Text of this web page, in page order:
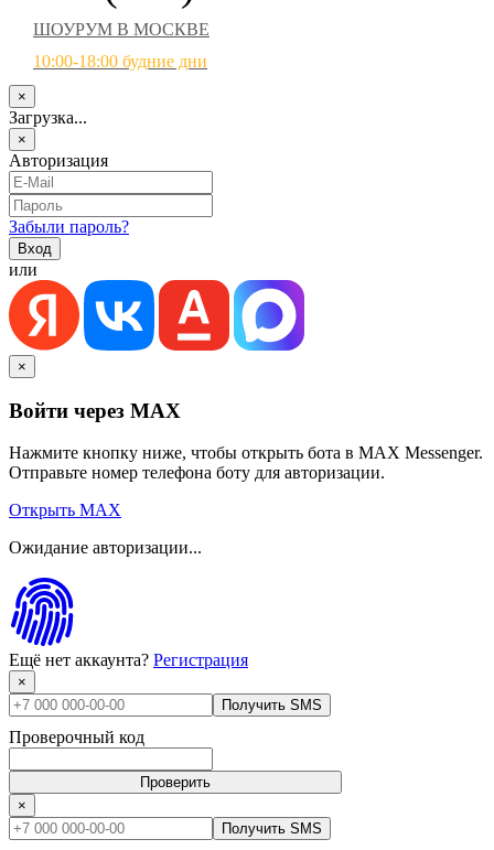
ШОУРУМ В МОСКВЕ
10:00-18:00 будние дни
×
Загрузка...
×
Авторизация
Забыли пароль?
или
×
Войти через MAX
Нажмите кнопку ниже, чтобы открыть бота в MAX Messenger.
Отправьте номер телефона боту для авторизации.
Открыть MAX
Ожидание авторизации...
Ещё нет аккаунта? Регистрация
×
Получить SMS
Проверочный код
Проверить
×
Получить SMS